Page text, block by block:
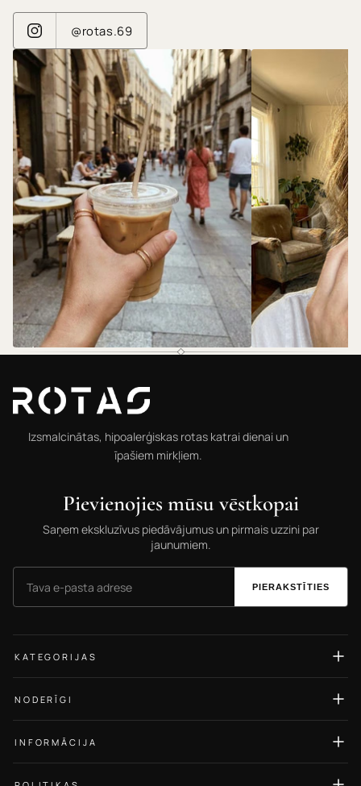
@rotas.69
Izsmalcinātas, hipoalerģiskas rotas katrai dienai un
īpašiem mirkļiem.
Pievienojies mūsu vēstkopai
Saņem ekskluzīvus piedāvājumus un pirmais uzzini par
jaunumiem.
PIERAKSTĪTIES
KATEGORIJAS
Kaklarotas
Rokassprādzes
NODERĪGI
Blogs
INFORMĀCIJA